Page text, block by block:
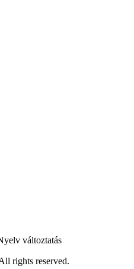
változtatás
rights reserved.